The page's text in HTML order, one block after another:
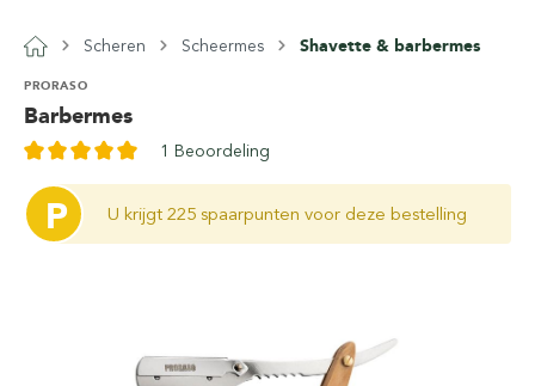
Scheren Scheermes Shavette & barbermes
Barbermes
PRORASO
1 Beoordeling
P U krijgt 225 spaarpunten voor deze bestelling